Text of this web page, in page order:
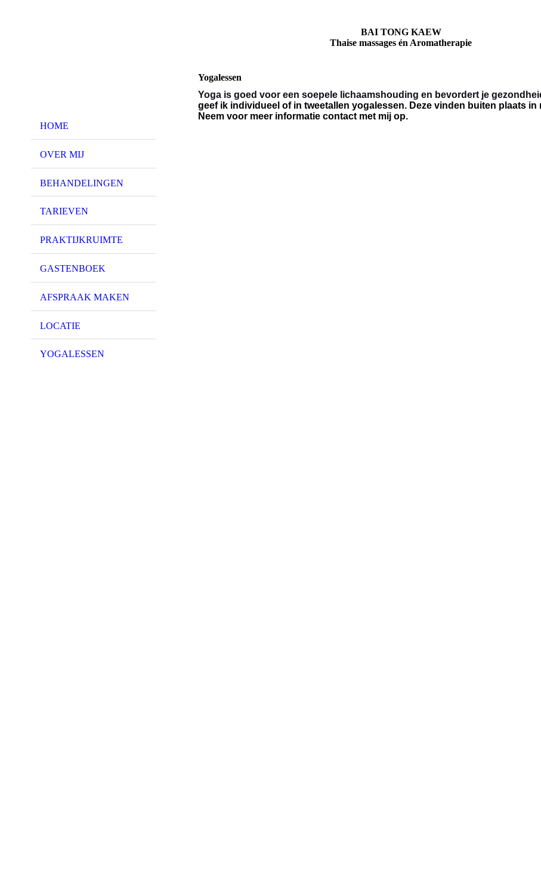
HOME
OVER MIJ
BEHANDELINGEN
TARIEVEN
PRAKTIJKRUIMTE
GASTENBOEK
AFSPRAAK MAKEN
LOCATIE
YOGALESSEN
BAI TONG KAEW
Thaise massages én Aromatherapie
Yogalessen
Yoga is goed voor een soepele lichaamshouding en bevordert je
geef ik individueel of in tweetallen yogalessen. Deze vinden buiten plaats in
Neem voor meer informatie contact met mij op.